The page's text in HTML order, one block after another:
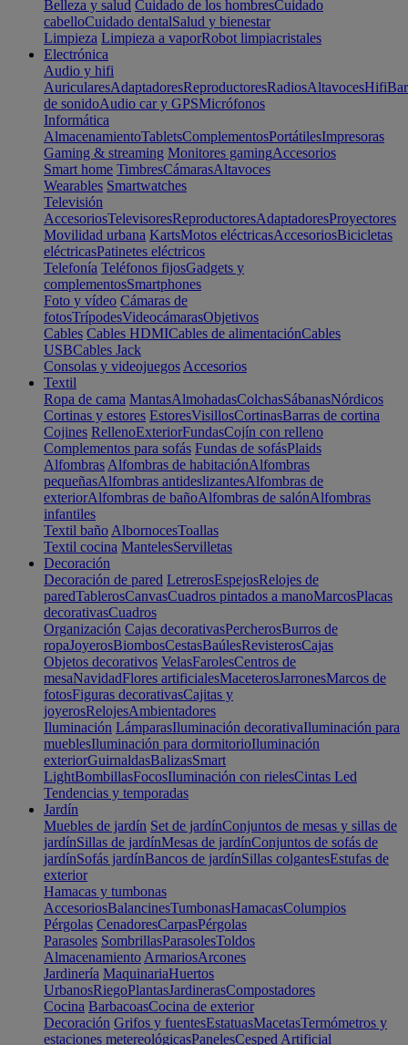
Belleza y salud Cuidado de los hombresCuidado
cabelloCuidado dentalSalud y bienestar
Limpieza Limpieza a vaporRobot limpiacristales
Electrónica
Audio y hifi
AuricularesAdaptadoresReproductoresRadiosAltavocesHifi
de sonidoAudio car y GPSMicrófonos
Informática
AlmacenamientoTabletsComplementosPortátilesImpresoras
Gaming & streaming Monitores gamingAccesorios
Smart home TimbresCámarasAltavoces
Wearables Smartwatches
Televisión
AccesoriosTelevisoresReproductoresAdaptadoresProyectores
Movilidad urbana KartsMotos eléctricasAccesoriosBicicletas
eléctricasPatinetes eléctricos
Telefonía Teléfonos fijosGadgets y
complementosSmartphones
Foto y vídeo Cámaras de
fotosTrípodesVideocámarasObjetivos
Cables Cables HDMICables de alimentaciónCables
USBCables Jack
Consolas y videojuegos Accesorios
Textil
Ropa de cama MantasAlmohadasColchasSábanasNórdicos
Cortinas y estores EstoresVisillosCortinasBarras de cortina
Cojines RellenoExteriorFundasCojín con relleno
Complementos para sofás Fundas de sofásPlaids
Alfombras Alfombras de habitaciónAlfombras
pequeñasAlfombras antideslizantesAlfombras de
exteriorAlfombras de bañoAlfombras de salónAlfombras
infantiles
Textil baño AlbornocesToallas
Textil cocina MantelesServilletas
Decoración
Decoración de pared LetrerosEspejosRelojes de
paredTablerosCanvasCuadros pintados a manoMarcosPlacas
decorativasCuadros
Organización Cajas decorativasPercherosBurros de
ropaJoyerosBiombosCestasBaúlesRevisterosCajas
Objetos decorativos VelasFarolesCentros de
mesaNavidadFlores artificialesMaceterosJarronesMarcos de
fotosFiguras decorativasCajitas y
joyerosRelojesAmbientadores
Iluminación LámparasIluminación decorativaIluminación para
mueblesIluminación para dormitorioIluminación
exteriorGuirnaldasBalizasSmart
LightBombillasFocosIluminación con rielesCintas Led
Tendencias y temporadas
Jardín
Muebles de jardín Set de jardínConjuntos de mesas y sillas de
jardínSillas de jardínMesas de jardínConjuntos de sofás de
jardínSofás jardínBancos de jardínSillas colgantesEstufas de
exterior
Hamacas y tumbonas
AccesoriosBalancinesTumbonasHamacasColumpios
Pérgolas CenadoresCarpasPérgolas
Parasoles SombrillasParasolesToldos
Almacenamiento ArmariosArcones
Jardinería MaquinariaHuertos
UrbanosRiegoPlantasJardinerasCompostadores
Cocina BarbacoasCocina de exterior
Decoración Grifos y fuentesEstatuasMacetasTermómetros y
estaciones metereológicasPanelesCesped Artificial